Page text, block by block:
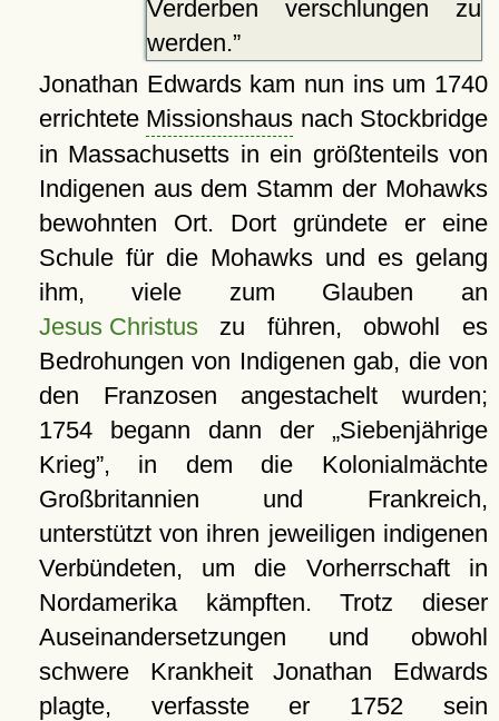
Verderben verschlungen zu
werden.
Jonathan Edwards kam nun ins um 1740
errichtete Missionshaus nach Stockbridge
in Massachusetts in ein größtenteils von
Indigenen aus dem Stamm der Mohawks
bewohnten Ort. Dort gründete er eine
Schule für die Mohawks und es gelang
ihm, viele zum Glauben an
Jesus Christuszu führen, obwohl es
Bedrohungen von Indigenen gab, die von
den Franzosen angestachelt wurden;
1754 begann dann der
Siebenjährige
Krieg , in dem die Kolonialmächte
Großbritannien und Frankreich,
unterstützt von ihren jeweiligen indigenen
Verbündeten, um die Vorherrschaft in
Nordamerika kämpften. Trotz dieser
Auseinandersetzungen und obwohl
schwere Krankheit Jonathan Edwards
plagte, verfasste er 1752 sein